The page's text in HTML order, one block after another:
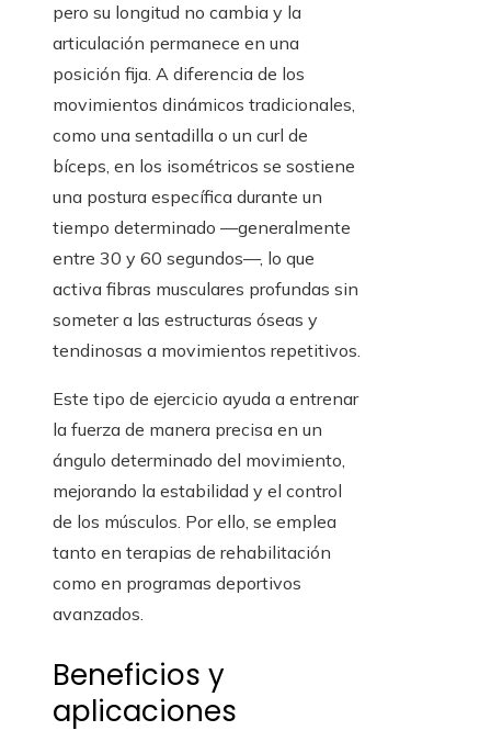
pero su longitud no cambia y la
articulación permanece en una
posición fija. A diferencia de los
movimientos dinámicos tradicionales,
como una sentadilla o un curl de
bíceps, en los isométricos se sostiene
una postura específica durante un
tiempo determinado —generalmente
entre 30 y 60 segundos—, lo que
activa fibras musculares profundas sin
someter a las estructuras óseas y
tendinosas a movimientos repetitivos.
Este tipo de ejercicio ayuda a entrenar
la fuerza de manera precisa en un
ángulo determinado del movimiento,
mejorando la estabilidad y el control
de los músculos. Por ello, se emplea
tanto en terapias de rehabilitación
como en programas deportivos
avanzados.
Beneficios y
aplicaciones